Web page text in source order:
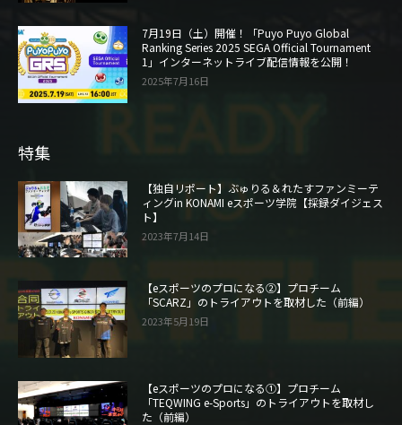
7月19日（土）開催！「Puyo Puyo Global
Ranking Series 2025 SEGA Official Tournament
1」インターネットライブ配信情報を公開！
2025年7月16日
特集
【独自リポート】ぶゅりる＆れたすファンミーテ
ィングin KONAMI eスポーツ学院【採録ダイジェス
ト】
2023年7月14日
【eスポーツのプロになる②】プロチーム
「SCARZ」のトライアウトを取材した（前編）
2023年5月19日
【eスポーツのプロになる①】プロチーム
「TEQWING e-Sports」のトライアウトを取材し
た（前編）